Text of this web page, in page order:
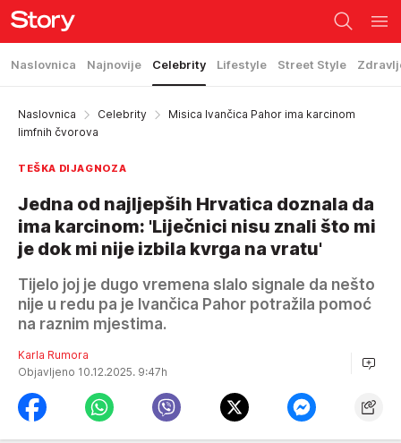
Naslovnica Najnovije Celebrity Lifestyle Street Style
Naslovnica Celebrity
Misica Ivančica Pahor ima karcinom
limfnih čvorova
TEŠKA DIJAGNOZA
Jedna od najljepših Hrvatica doznala da
ima karcinom: 'Liječnici nisu znali što mi
je dok mi nije izbila kvrga na vratu'
Tijelo joj je dugo vremena slalo signale da nešto
nije u redu pa je Ivančica Pahor potražila pomoć
na raznim mjestima.
Karla Rumora
Objavljeno 10.12.2025. 9:47h